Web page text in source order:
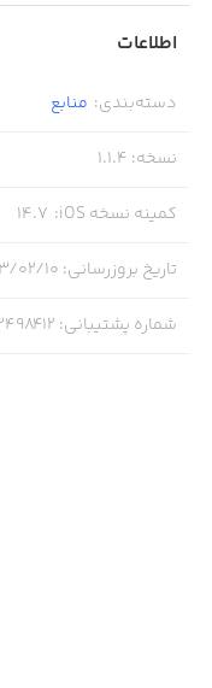
اطلاعات
دسته‌بندی: منابع
نسخه:
1.1.4
کمینه نسخه iOS :
14.7
تاریخ بروزرسانی: ۱۴۰۳/
شماره پشتیبانی: